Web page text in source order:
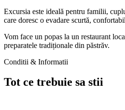
Excursia este ideală pentru familii,
care doresc o evadare scurtă,
Vom face un popas la un restaurant
preparatele tradiționale din păstrăv.
Conditii & Informatii
Tot ce trebuie sa stii